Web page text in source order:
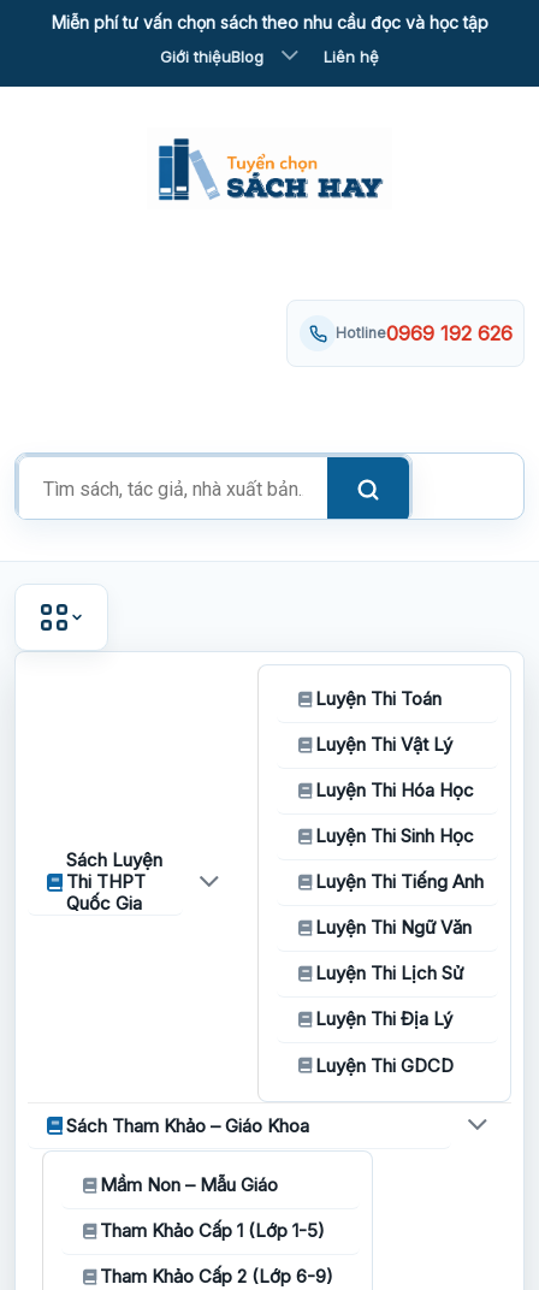
Miễn phí tư vấn chọn sách theo nhu cầu đọc và học tập
Giới thiệuBlog Liên hệ
Tìm
kiếm
phẩm
Hotline0969 192 626
Sách Luyện
Thi THPT
Quốc Gia
Luyện Thi Toán
Luyện Thi Vật Lý
Luyện Thi Hóa Học
Luyện Thi Sinh Học
Luyện Thi Tiếng Anh
Luyện Thi Ngữ Văn
Luyện Thi Lịch Sử
Luyện Thi Địa Lý
Luyện Thi GDCD
Sách Tham Khảo – Giáo Khoa
Mầm Non – Mẫu Giáo
Tham Khảo Cấp 1 (Lớp 1-5)
Tham Khảo Cấp 2 (Lớp 6-9)